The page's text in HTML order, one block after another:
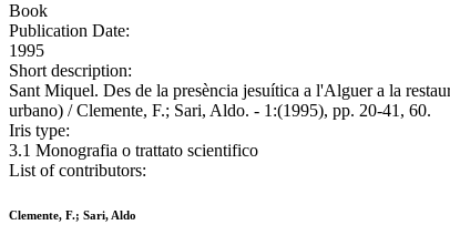
Book
Publication Date:
1995
Short description:
Sant Miquel. Des de la presència jesuítica a l'Alguer a la
urbano) / Clemente, F.; Sari, Aldo. - 1:(1995), pp. 20-41, 60.
Iris type:
3.1 Monografia o trattato scientifico
List of contributors:
Clemente, F.; Sari, Aldo